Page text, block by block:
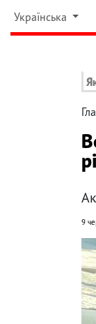
Українська
9